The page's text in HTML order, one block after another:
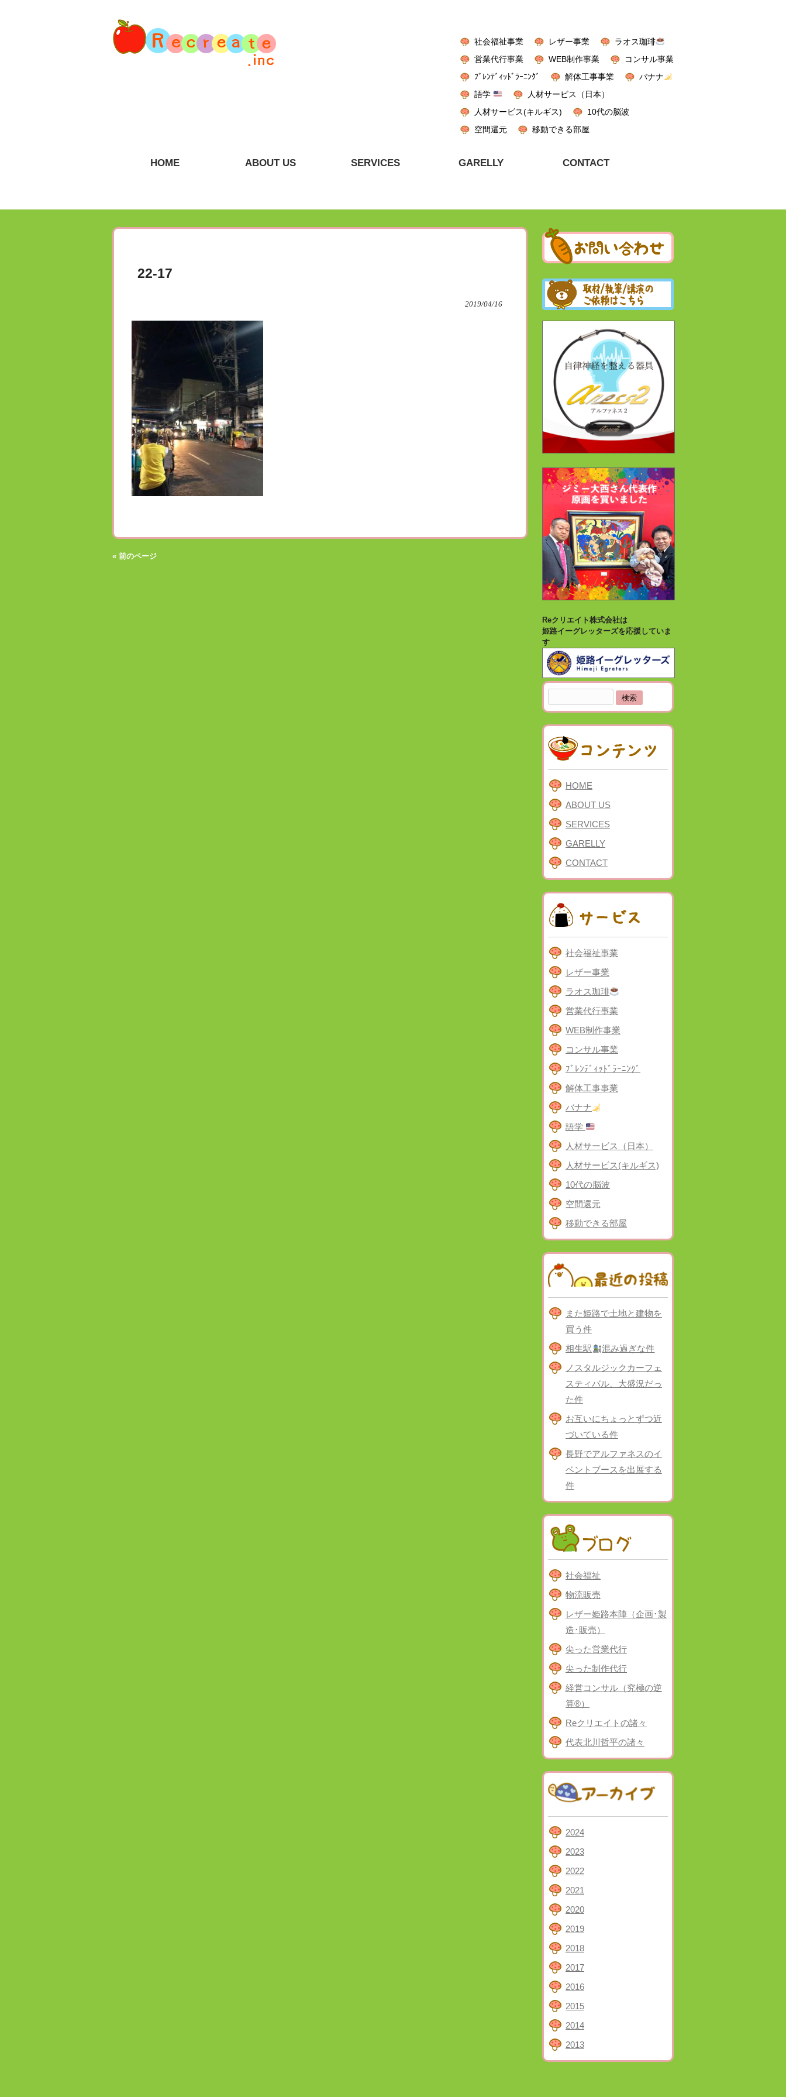
社会福祉事業 レザー事業
ラオス珈琲
営業代行事業
WEB制作事業
コンサル事業
ﾌﾞﾚﾝﾃﾞｨｯﾄﾞﾗｰﾆﾝｸﾞ
解体工事事業
バナナ
語学
人材サービス（日本）
人材サービス(キルギス)
10代の脳波
空間還元
移動できる部屋
HOME ABOUT US SERVICES GARELLY CONTACT
22-17
2019/04/16
« 前のページ
Reクリエイト株式会社は
姫路イーグレッターズを応援していま
す
索:
HOME
ABOUT US
SERVICES
GARELLY
CONTACT
社会福祉事業
レザー事業
ラオス珈琲
営業代行事業
WEB制作事業
コンサル事業
ﾌﾞﾚﾝﾃﾞｨｯﾄﾞﾗｰﾆﾝｸﾞ
解体工事事業
バナナ
語学
人材サービス（日本）
人材サービス(キルギス)
10代の脳波
空間還元
移動できる部屋
また姫路で土地と建物を
買う件
相生駅
混み過ぎな件
ノスタルジックカーフェ
スティバル、大盛況だっ
た件
お互いにちょっとずつ近
づいている件
長野でアルファネスのイ
ベントブースを出展する
件
社会福祉
物流販売
レザー姫路本陣（企画･製
造･販売）
尖った営業代行
尖った制作代行
経営コンサル（究極の逆
算®）
Reクリエイトの諸々
代表北川哲平の諸々
2024
2023
2022
2021
2020
2019
2018
2017
2016
2015
2014
2013